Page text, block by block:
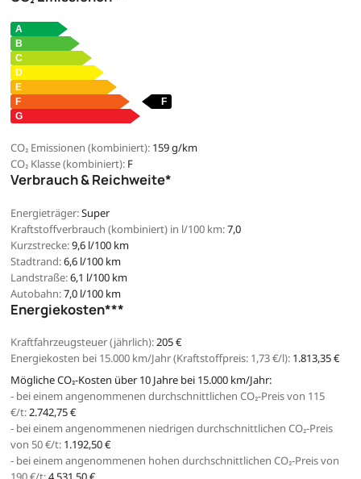
CO₂ Emissionen (kombiniert): 159 g/km
CO₂ Klasse (kombiniert): F
Verbrauch & Reichweite*
Energieträger:Super
Kraftstoffverbrauch (kombiniert) in l/100 km:7,0
Kurzstrecke:9,6 l/100 km
Stadtrand:6,6 l/100 km
Landstraße:6,1 l/100 km
Autobahn:7,0 l/100 km
Energiekosten***
Kraftfahrzeugsteuer (jährlich):205 €
Energiekosten bei 15.000 km/Jahr (Kraftstoffpreis: 1,73€/l): 1.813,35 €
Mögliche CO₂-Kosten über 10 Jahre bei 15.000 km/Jahr:
- bei einem angenommenen durchschnittlichen CO₂-Preis von 115
€/t:2.742,75 €
- bei einem angenommenen niedrigen durchschnittlichen CO₂-Preis
von 50 €/t: 1.192,50 €
- bei einem angenommenen hohen durchschnittlichen CO₂-Preis von